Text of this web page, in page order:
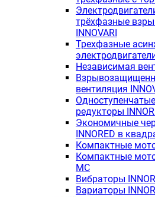
трёхфазные
INNOVARI
Трехфазные
Независимая
вентиляция
редукторы
Экономичные
INNORED в
Компактные
Компактные
MC
Вибраторы
Вариаторы